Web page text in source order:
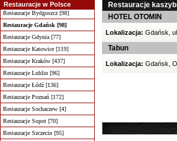
Restauracje w Polsce
Restauracje Bydgoszcz [98]
Restauracje Gdańsk [98]
Restauracje Gdynia [77]
Restauracje Katowice [119]
Restauracje Kraków [437]
Restauracje Lublin [96]
Restauracje Łódź [136]
Restauracje Poznań [172]
Restauracje Sochaczew [4]
Restauracje Sopot [70]
Restauracje Szczecin [95]
Restauracje
HOTEL OTOMIN
Lokalizacja: Gdańsk,
Tabun
Lokalizacja: Gdańsk,